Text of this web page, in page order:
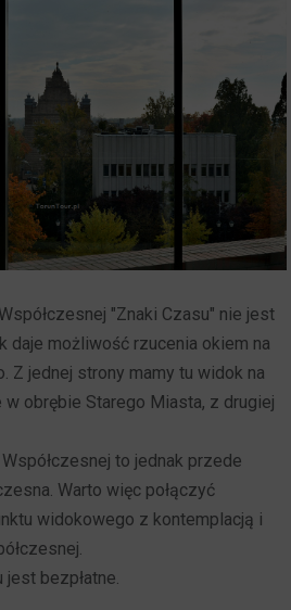
"Znaki Czasu" nie jest
daje możliwość rzucenia okiem na
Z jednej strony mamy tu widok na
obrębie Starego Miasta, z drugiej
to jednak przede
Warto więc połączyć
widokowego z kontemplacją i
jest bezpłatne.